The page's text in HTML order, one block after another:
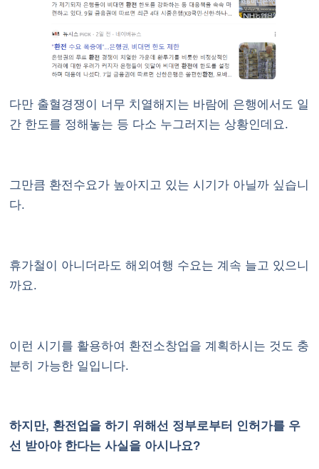
다만 출혈경쟁이 너무 치열해지는 바람에 은행에서도 일
간 한도를 정해놓는 등 다소 누그러지는 상황인데요.
그만큼 환전수요가 높아지고 있는 시기가 아닐까 싶습니
다.
휴가철이 아니더라도 해외여행 수요는 계속 늘고 있으니
까요.
이런 시기를 활용하여 환전소창업을 계획하시는 것도 충
분히 가능한 일입니다.
하지만, 환전업을 하기 위해선 정부로부터 인허가를 우
선 받아야 한다는 사실을 아시나요?